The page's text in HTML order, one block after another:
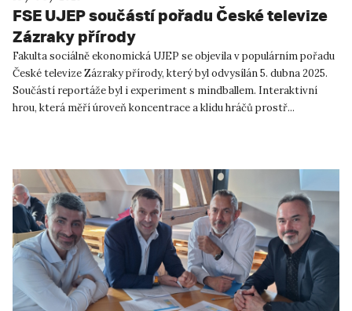
FSE UJEP součástí pořadu České televize
Zázraky přírody
Fakulta sociálně ekonomická UJEP se objevila v populárním pořadu
České televize Zázraky přírody, který byl odvysílán 5. dubna 2025.
Součástí reportáže byl i experiment s mindballem. Interaktivní
hrou, která měří úroveň koncentrace a klidu hráčů prostř...